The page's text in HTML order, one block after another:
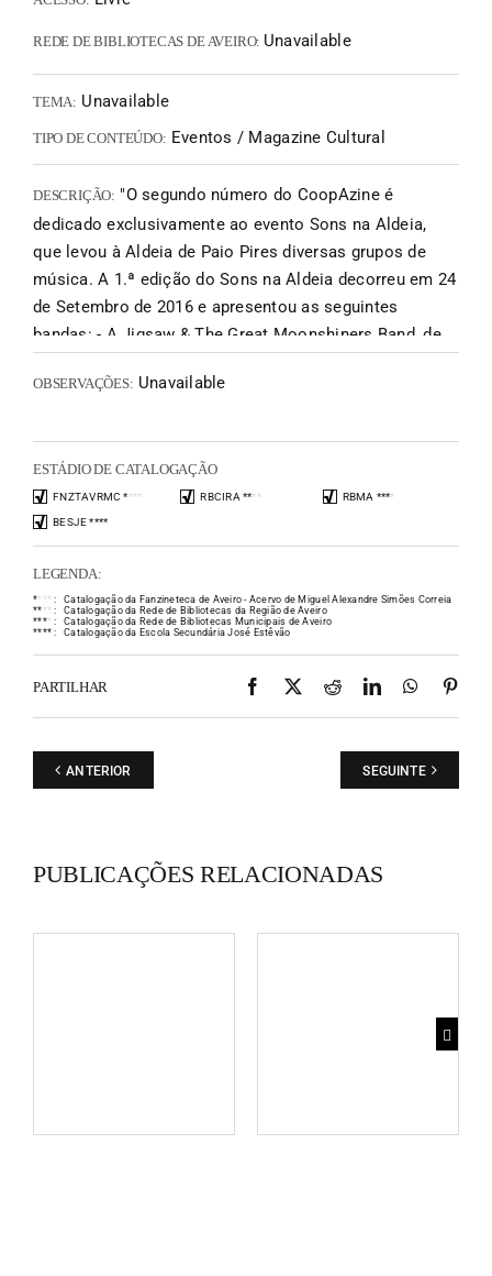
REDE DE BIBLIOTECAS DE AVEIRO: Unavailable
TEMA: Unavailable
TIPO DE CONTEÚDO: Eventos / Magazine Cultural
DESCRIÇÃO: "O segundo número do CoopAzine é
dedicado exclusivamente ao evento Sons na Aldeia,
que levou à Aldeia de Paio Pires diversas grupos de
música. A 1.ª edição do Sons na Aldeia decorreu em 24
de Setembro de 2016 e apresentou as seguintes
bandas: - A Jigsaw & The Great Moonshiners Band, de
evento, contou com a presença dos belgas Coffee Or
do lançamento deste fanzine a 09 de Dezembro de
2017, decorreu a 3.º edição do Sons na Aldeia, com as
bandas nacionais LUR LUR e IAMTHESHADOW. O
CoopAzine apresenta breves biografias das bandas
detalhada e fotografias dos concertos realizados."
Textos de Erradiador no Blog "My Nation Underground"
OBSERVAÇÕES: Unavailable
ESTÁDIO DE CATALOGAÇÃO
FNZTAVRMC **** RBCIRA **** RBMA ****
BESJE ****
LEGENDA:
** * * :
Catalogação da Fanzineteca de Aveiro - Acervo de Miguel Alexandre Simões Correia
** * * :
Catalogação da Rede de Bibliotecas da Região de Aveiro
**** :
Catalogação da Rede de Bibliotecas Municipais de Aveiro
**** : Catalogação da Escola Secundária José Estêvão
PARTILHAR Facebook
X RedditLinkedIn
ANTERIOR SEGUINTE
PUBLICAÇÕES RELACIONADAS